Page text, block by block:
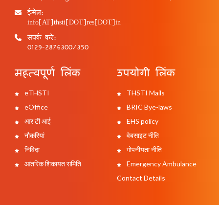
ईमेल:
info[AT]thsti[DOT]res[DOT]in
संपर्क करें:
0129-2876300/350
महत्वपूर्ण लिंक
eTHSTI
eOffice
आर टी आई
नौकरियां
निविदा
आंतरिक शिकायत समिति
उपयोगी लिंक
THSTI Mails
BRIC Bye-laws
EHS policy
वेबसाइट नीति
गोपनीयता नीति
Emergency Ambulance
Contact Details